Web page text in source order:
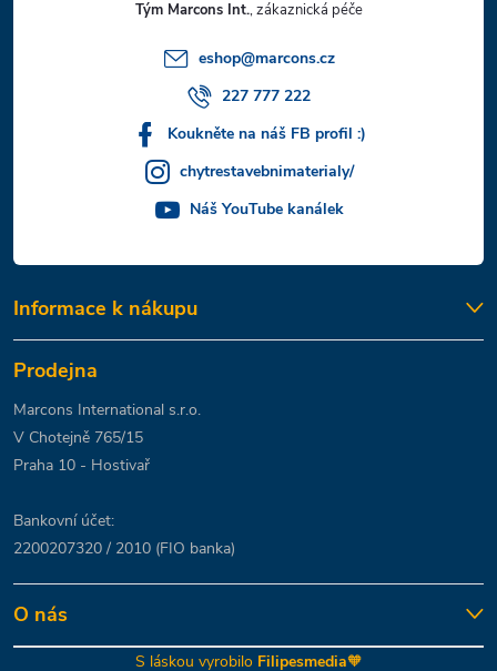
Tým Marcons Int.
eshop@marcons.cz
227 777 222
Koukněte na náš FB profil :)
chytrestavebnimaterialy/
Náš YouTube kanálek
Informace k nákupu
Prodejna
Marcons International s.r.o.
V Chotejně 765/15
Praha 10 - Hostivař
Bankovní účet:
2200207320 / 2010 (FIO banka)
O nás
S láskou vyrobilo Filipesmedia🧡